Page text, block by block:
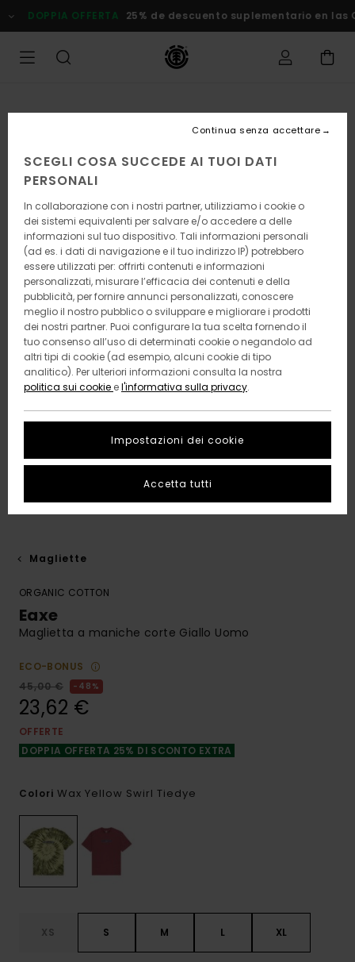
alle
informazioni
prodotto
DOPPIA OFFERTA 25% de descuento suplementario en las
Magliette
ORGANIC COTTON
Eaxe
Maglietta a maniche corte Giallo Uomo
ECO-BONUS
45,00 €
48%
23,62 €
OFFERTE
DOPPIA OFFERTA 25% DI SCONTO EXTRA
Colori Wax Yellow Swirl Tiedye
XS S M L XL
SCEGLI COSA SUCCEDE AI TUOI DATI
PERSONALI
In collaborazione con i nostri partner, utilizziamo i cookie o
dei sistemi equivalenti per salvare e/o accedere a delle
informazioni sul tuo dispositivo. Tali informazioni personali
(ad es. i dati di navigazione e il tuo indirizzo IP) potrebbero
essere utilizzati per: offrirti contenuti e informazioni
personalizzati, misurare l’efficacia dei contenuti e della
pubblicità, per fornire annunci personalizzati, conoscere
meglio il nostro pubblico o sviluppare e migliorare i prodotti
dei nostri partner. Puoi configurare la tua scelta fornendo il
tuo consenso all’uso di determinati cookie o negandolo ad
altri tipi di cookie (ad esempio, alcuni cookie di tipo
analitico). Per ulteriori informazioni consulta la nostra
politica sui cookie el'informativa sulla privacy.
Impostazioni dei cookie
Continua senza accettare
Accetta tutti